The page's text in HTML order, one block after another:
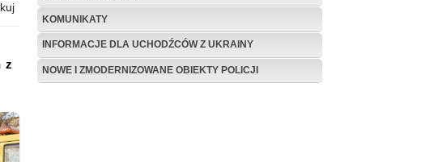
z
KOMUNIKATY
INFORMACJE DLA UCHODŹCÓW Z UKRAINY
NOWE I ZMODERNIZOWANE OBIEKTY POLICJI